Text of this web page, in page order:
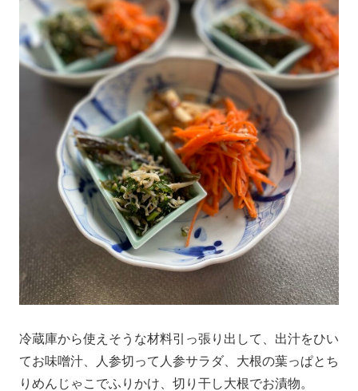
冷蔵庫から使えそうな材料引っ張り出して、出汁をひい
てお味噌汁、人参切って人参サラダ、大根の葉っぱとち
りめんじゃこでふりかけ、切り干し大根でお漬物。